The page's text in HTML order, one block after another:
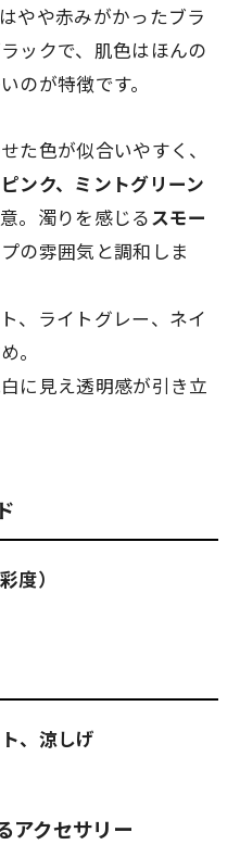
やや赤みがかったブラ
ックで、肌色はほんの
のが特徴です。
た色が似合いやすく、
ンク、ミントグリーン
。濁りを感じるスモー
の雰囲気と調和しま
、ライトグレー、ネイ
。
に見え透明感が引き立
度）
、涼しげ
アクセサリー